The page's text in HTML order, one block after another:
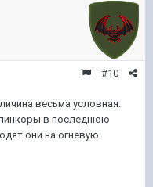
#10
весьма условная.
в последнюю
они на огневую